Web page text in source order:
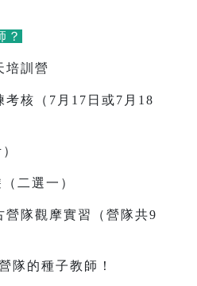
？
培訓營
考核（7月17日或7月18
二選一）
營隊觀摩實習（營隊共9
隊的種子教師！